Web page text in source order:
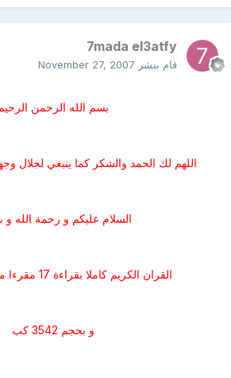
7mada el3atfy
قام بنشر November 27, 2007
بسم الله الرحمن الرحيم
اللهم لك الحمد والشكر كما ينبغي لجلال
السلام عليكم و رحمة الله و
القران الكريم كاملا بقراءة 17 مقرءا من خيرة القراء
و بحجم 3542 كب